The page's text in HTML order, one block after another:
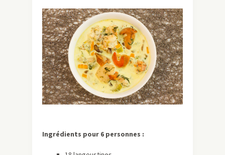
Ingrédients pour 6 personnes :